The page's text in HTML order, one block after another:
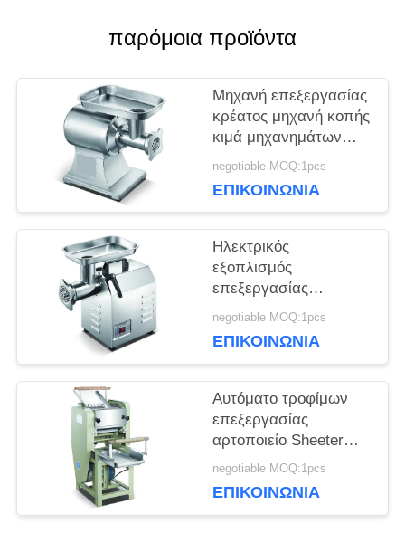
ΖΗΤΉΣΤΕ
ΜΙΑ
ΠΡΟΣΦΟΡΆ
SITEMAP
PRIVACY
POLICY
παρόμοια προϊόντα
Μηχανή επεξεργασίας
κρέατος μηχανή κοπής
κιμά μηχανημάτων
επεξεργασίας
negotiable MOQ:1pcs
ΕΠΙΚΟΙΝΩΝΊΑ
Ηλεκτρικός
εξοπλισμός
επεξεργασίας
τροφίμων ανοξείδωτου
μηχανών
κρέατος
negotiable MOQ:1pcs
ΕΠΙΚΟΙΝΩΝΊΑ
Αυτόματο τροφίμων
επεξεργασίας
αρτοποιείο Sheeter
Sheeter ζύμης
ηλεκτρικό
negotiable MOQ:1pcs
ΕΠΙΚΟΙΝΩΝΊΑ